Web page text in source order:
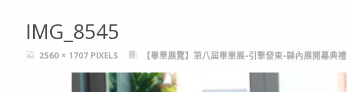
IMG_8545
FULL2560 × 1707 PIXELS 【畢業展覽】第八屆畢業展-引擎發東-縣內展開幕典禮